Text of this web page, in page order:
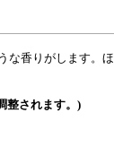
香りがします。
整されます。)